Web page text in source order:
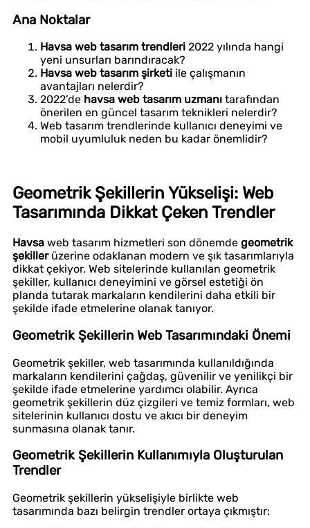
Ana Noktalar
Havsa web tasarım trendleri 2022 yılında hangi
yeni unsurları barındıracak?
Havsa web tasarım şirketi ile çalışmanın
avantajları nelerdir?
2022’de havsa web tasarım uzmanı tarafından
önerilen en güncel tasarım teknikleri nelerdir?
Web tasarım trendlerinde kullanıcı deneyimi ve
mobil uyumluluk neden bu kadar önemlidir?
Geometrik Şekillerin Yükselişi: Web
Tasarımında Dikkat Çeken Trendler
Havsa web tasarım hizmetleri son dönemde geometrik
şekillerüzerine odaklanan modern ve şık tasarımlarıyla
dikkat çekiyor. Web sitelerinde kullanılan geometrik
şekiller, kullanıcı deneyimini ve görsel estetiği ön
planda tutarak markaların kendilerini daha etkili bir
şekilde ifade etmelerine olanak tanıyor.
Geometrik Şekillerin Web Tasarımındaki Önemi
Geometrik şekiller, web tasarımında kullanıldığında
markaların kendilerini çağdaş, güvenilir ve yenilikçi bir
şekilde ifade etmelerine yardımcı olabilir. Ayrıca
geometrik şekillerin düz çizgileri ve temiz formları, web
sitelerinin kullanıcı dostu ve akıcı bir deneyim
sunmasına olanak tanır.
Geometrik Şekillerin Kullanımıyla Oluşturulan
Trendler
Geometrik şekillerin yükselişiyle birlikte web
tasarımında bazı belirgin trendler ortaya çıkmıştır: